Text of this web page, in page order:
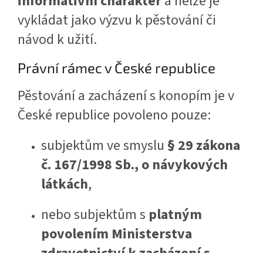
vykládat jako výzvu k pěstování či
návod k užití.
Právní rámec v České republice
Pěstování a zacházení s konopím je v
České republice povoleno pouze:
subjektům ve smyslu § 29 zákona
č. 167/1998 Sb., o návykových
látkách,
nebo subjektům s platným
povolením Ministerstva